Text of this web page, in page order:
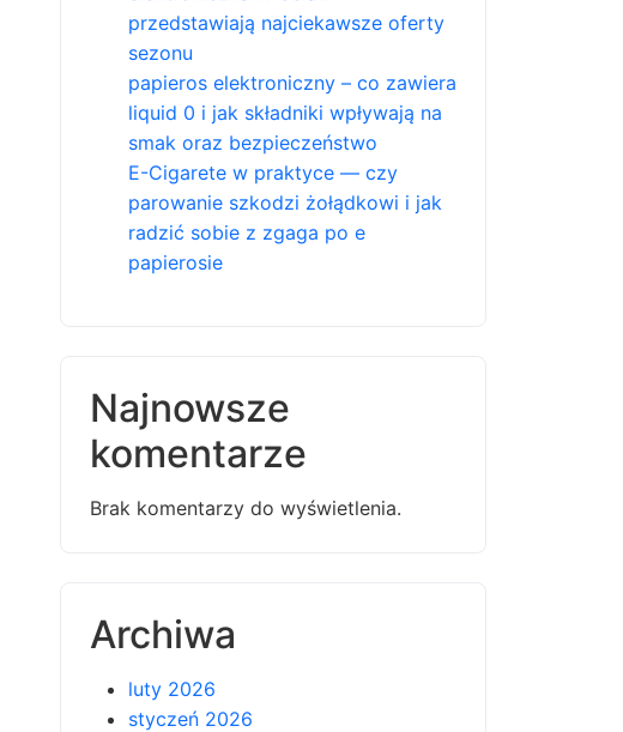
przedstawiają najciekawsze oferty
sezonu
papieros elektroniczny – co zawiera
liquid 0 i jak składniki wpływają na
smak oraz bezpieczeństwo
E-Cigarete w praktyce — czy
parowanie szkodzi żołądkowi i jak
radzić sobie z zgaga po e
papierosie
Najnowsze
komentarze
Brak komentarzy do wyświetlenia.
Archiwa
luty 2026
styczeń 2026